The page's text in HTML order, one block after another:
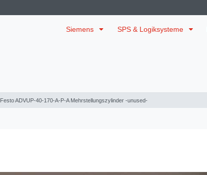
Siemens SPS & Logiksysteme
Festo ADVUP-40-170-A-P-A Mehrstellungszylinder -unused-